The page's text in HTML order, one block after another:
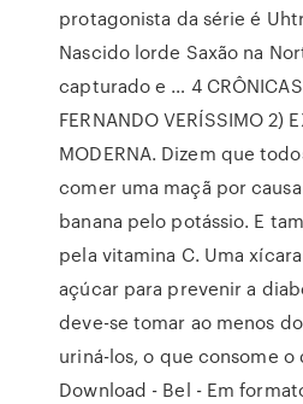
protagonista da série é
Nascido lorde Saxão na
capturado e … 4 CRÔNICAS
FERNANDO VERÍSSIMO 2)
MODERNA. Dizem que
comer uma maçã por
banana pelo potássio. E
pela vitamina C. Uma
açúcar para prevenir a
deve-se tomar ao menos
uriná-los, o que consome
Download - Bel - Em